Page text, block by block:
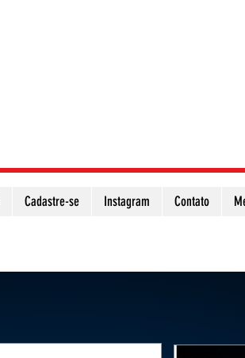
Cadastre-se Instagram Contato